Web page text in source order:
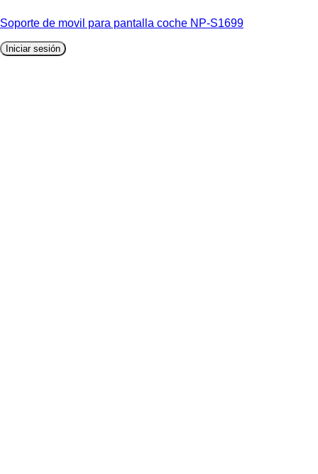
Soporte de movil para pantalla coche NP-S1699
Iniciar sesión